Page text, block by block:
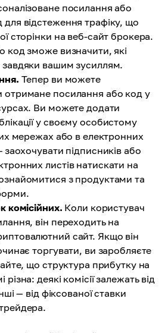
посилання або
відстеження трафіку, що
сторінки на веб-сайт брокера.
код зможе визначити, які
завдяки вашим зусиллям.
Тепер ви можете
отримане посилання або код у
Ви можете додати
у своєму особистому
мережах або в електронних
заохочувати підписників або
листів натискати на
з продуктами та
комісійних. Коли користувач
він переходить на
сайт. Якщо він
торгувати, ви заробляєте
що структура прибутку на
деякі комісії залежать від
— від фіксованої ставки